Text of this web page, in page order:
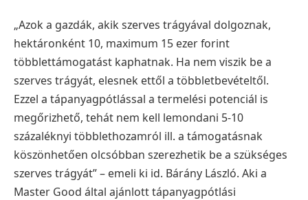
„Azok a gazdák, akik szerves trágyával dolgoznak,
hektáronként 10, maximum 15 ezer forint
többlettámogatást kaphatnak. Ha nem viszik be a
szerves trágyát, elesnek ettől a többletbevételtől.
Ezzel a tápanyagpótlással a termelési potenciál is
megőrizhető, tehát nem kell lemondani 5-10
százaléknyi többlethozamról ill. a támogatásnak
köszönhetően olcsóbban szerezhetik be a szükséges
szerves trágyát” – emeli ki id. Bárány László. Aki a
Master Good által ajánlott tápanyagpótlási